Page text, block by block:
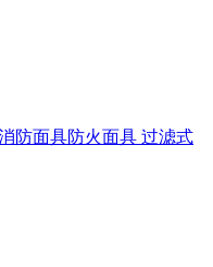
防面具防火面具 过滤式